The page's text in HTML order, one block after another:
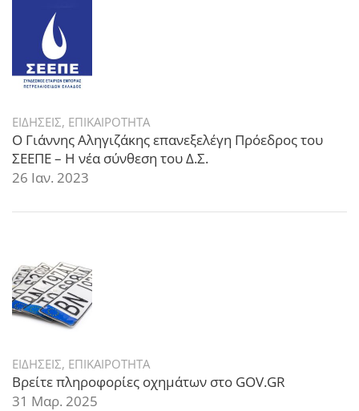
ΕΙΔΗΣΕΙΣ, ΕΠΙΚΑΙΡΟΤΗΤΑ
Ο Γιάννης Αληγιζάκης επανεξελέγη Πρόεδρος του
ΣΕΕΠΕ – Η νέα σύνθεση του Δ.Σ.
26 Ιαν. 2023
ΕΙΔΗΣΕΙΣ, ΕΠΙΚΑΙΡΟΤΗΤΑ
Βρείτε πληροφορίες οχημάτων στο GOV.GR
31 Μαρ. 2025